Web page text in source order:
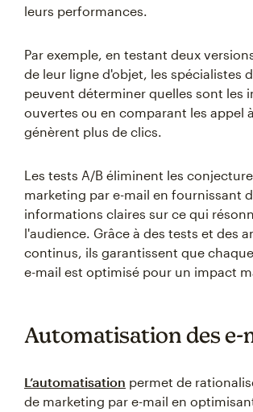
leurs performances.
Par exemple, en testant deux
de leur ligne d'objet, les spécialistes
peuvent déterminer quelles sont les
ouvertes ou en comparant les appel
génèrent plus de clics.
Les tests A/B éliminent les
marketing par e-mail en fournissant
informations claires sur ce qui
l'audience. Grâce à des tests et des
continus, ils garantissent que
e-mail est optimisé pour un impact
Automatisation des e-
L’automatisation permet de
de marketing par e-mail en